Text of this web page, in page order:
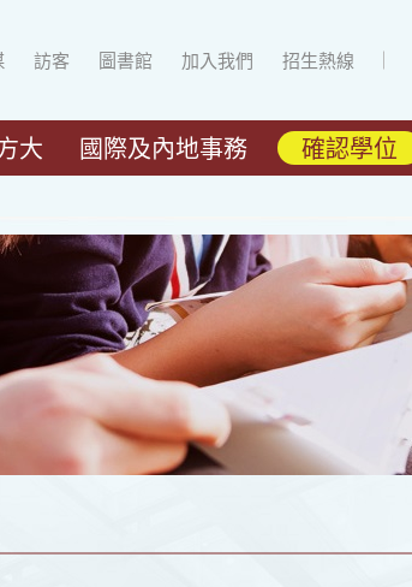
訪客 圖書館 加入我們 招生熱線
大 國際及內地事務 確認學位